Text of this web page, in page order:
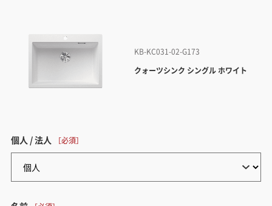
KB-KC031-02-G173
クォーツシンク シングル ホワイト
個人 / 法人